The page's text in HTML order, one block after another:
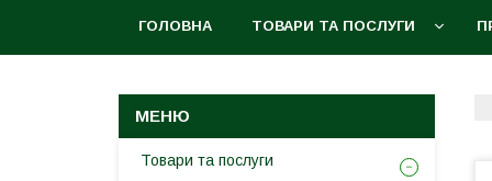
ГОЛОВНА ТОВАРИ ТА ПОСЛУГИ
Товари та послуги